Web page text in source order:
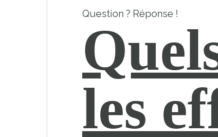
Question ? Réponse !
les